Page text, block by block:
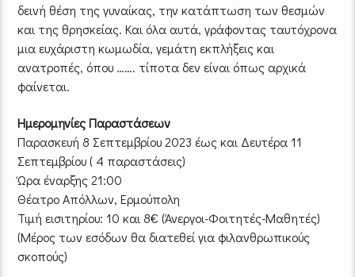
δεινή θέση της γυναίκας, την κατάπτωση των θεσμών
και της θρησκείας. Και όλα αυτά, γράφοντας ταυτόχρονα
μια ευχάριστη κωμωδία, γεμάτη εκπλήξεις και
ανατροπές, όπου ……. τίποτα δεν είναι όπως αρχικά
φαίνεται.
Ημερομηνίες Παραστάσεων
Παρασκευή 8 Σεπτεμβρίου 2023 έως και Δευτέρα 11
Σεπτεμβρίου ( 4 παραστάσεις)
Ώρα έναρξης 21:00
Θέατρο Απόλλων, Ερμούπολη
Τιμή εισιτηρίου: 10 και 8€ (Άνεργοι-Φοιτητές-Μαθητές)
(Μέρος των εσόδων θα διατεθεί για φιλανθρωπικούς
σκοπούς)